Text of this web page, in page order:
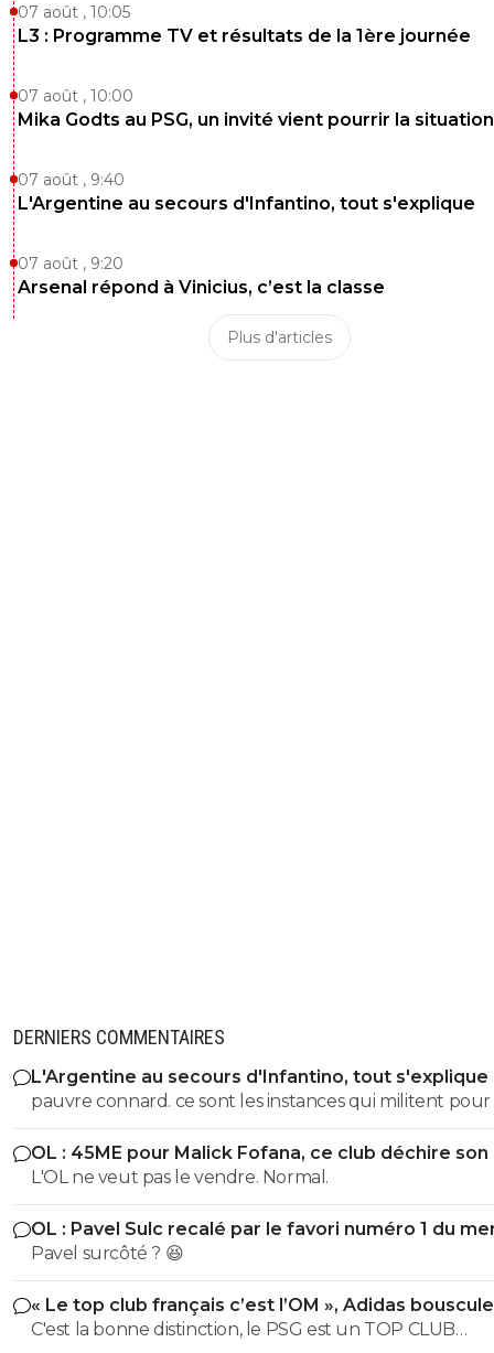
07 août , 10:05
L3 : Programme TV et résultats de la 1ère journée
07 août , 10:00
Mika Godts au PSG, un invité vient pourrir la situation
07 août , 9:40
L'Argentine au secours d'Infantino, tout s'explique
07 août , 9:20
Arsenal répond à Vinicius, c’est la classe
Plus d'articles
DERNIERS COMMENTAIRES
L'Argentine au secours d'Infantino, tout s'explique
pauvre connard. ce sont les instances qui militent pour lui.
alors evite de m insulter pauvre merde
OL : 45ME pour Malick Fofana, ce club déchire
L'OL ne veut pas le vendre. Normal.
OL : Pavel Sulc recalé par le favori numéro 1 du
Pavel surcôté ? 😆
« Le top club français c’est l’OM », Adidas
PSG
C'est la bonne distinction, le PSG est un TOP CLUB